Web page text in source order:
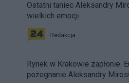
Ostatni taniec Aleksandry
wielkich emocji
Redakcja
Rynek w Krakowie zapłonie.
pożegnanie Aleksandry